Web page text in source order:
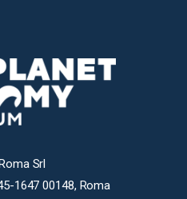
Srl
1647 00148, Roma